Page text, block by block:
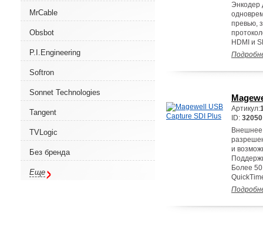
MrCable
Obsbot
P.I.Engineering
Softron
Sonnet Technologies
Tangent
TVLogic
Без бренда
Еще
Энкодер
превью,
HDMI и
Артикул:
ID: 32050
Внешнее
и
Более